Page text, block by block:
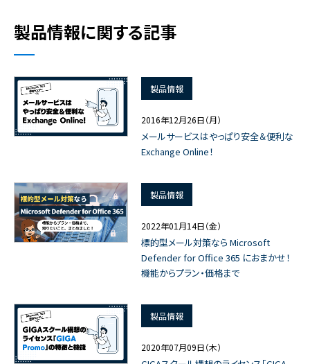
製品情報に関する記事
製品情報
2016年12月26日（月）
メールサービスはやっぱり安全＆便利な
Exchange Online！
製品情報
2022年01月14日（金）
標的型メール対策なら Microsoft
Defender for Office 365 におまかせ！
機能からプラン・価格まで
製品情報
2020年07月09日（木）